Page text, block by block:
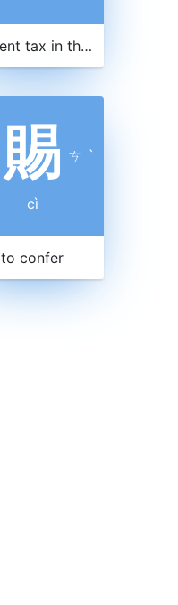
ancient tax in the form of bales of cloth
賜 ㄘ ˋ
cì
to confer